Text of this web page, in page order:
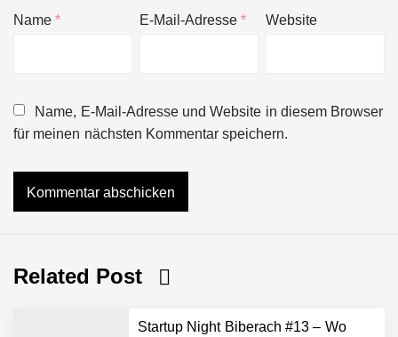
Name* E-Mail-Adresse* Website
Name, E-Mail-Adresse und Website in diesem Browser
für meinen nächsten Kommentar speichern.
Related Post
Startup Night Biberach #13 – Wo